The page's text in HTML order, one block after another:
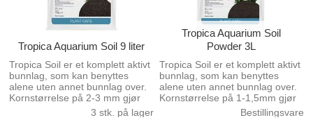
Tropica Aquarium Soil 9 liter
Tropica Soil er et komplett aktivt
bunnlag, som kan benyttes
alene uten annet bunnlag over.
Kornstørrelse på 2-3 mm gjør
det meget enkelt å plante3 stk. på lager
Tropica Aquarium Soil
Powder 3L
Tropica Soil er et komplett aktivt
bunnlag, som kan benyttes
alene uten annet bunnlag over.
Kornstørrelse på 1-1,5mm gjør
det meget enkelt å planteBestillingsvare